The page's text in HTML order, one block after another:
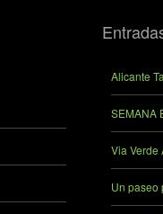
Alicante
SEMANA
Via Verde
Un paseo